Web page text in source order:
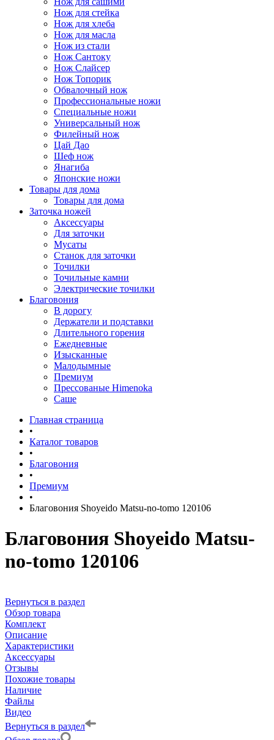
Нож для стейка
Нож для хлеба
Нож для масла
Нож из стали
Нож Сантоку
Нож Слайсер
Нож Топорик
Обвалочный нож
Профессиональные ножи
Специальные ножи
Универсальный нож
Филейный нож
Цай Дао
Шеф нож
Янагиба
Японские ножи
Товары для дома
Товары для дома
Заточка ножей
Аксессуары
Для заточки
Мусаты
Станок для заточки
Точилки
Точильные камни
Электрические точилки
Благовония
В дорогу
Держатели и подставки
Длительного горения
Ежедневные
Изысканные
Малодымные
Премиум
Прессованые Himenoka
Саше
Главная страница
•
Каталог товаров
•
Благовония
•
Премиум
•
Благовония Shoyeido Matsu-no-tomo 120106
Благовония Shoyeido Matsu-
no-tomo 120106
Вернуться в раздел
Обзор товара
Комплект
Описание
Характеристики
Аксессуары
Отзывы
Похожие товары
Наличие
Файлы
Видео
Вернуться в раздел